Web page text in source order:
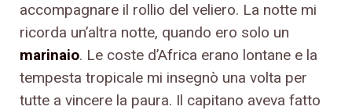
accompagnare il rollio del veliero. La notte mi
ricorda un’altra notte, quando ero solo un
marinaio. Le coste d’Africa erano lontane e la
tempesta tropicale mi insegnò una volta per
tutte a vincere la paura. Il capitano aveva fatto